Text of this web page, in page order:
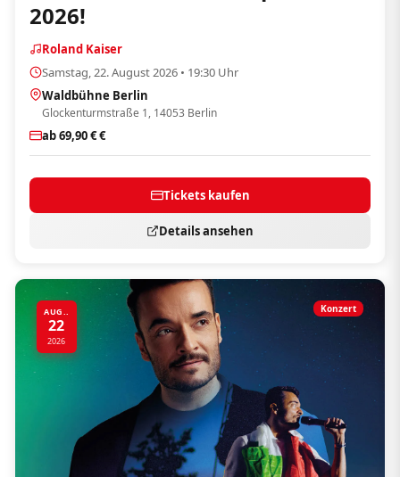
2026!
Roland Kaiser
Samstag, 22. August 2026 • 19:30 Uhr
Waldbühne Berlin
Glockenturmstraße 1, 14053 Berlin
ab 69,90 € €
Tickets kaufen
Details ansehen
AUG..
22
2026
Konzert